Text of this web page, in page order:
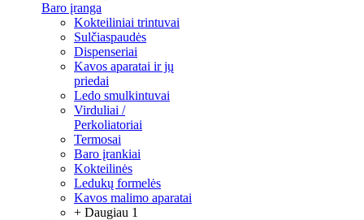
Baro įranga
Kokteiliniai trintuvai
Sulčiaspaudės
Dispenseriai
Kavos aparatai ir jų
priedai
Ledo smulkintuvai
Virduliai /
Perkoliatoriai
Termosai
Baro įrankiai
Kokteilinės
Ledukų formelės
Kavos malimo aparatai
+ Daugiau 1